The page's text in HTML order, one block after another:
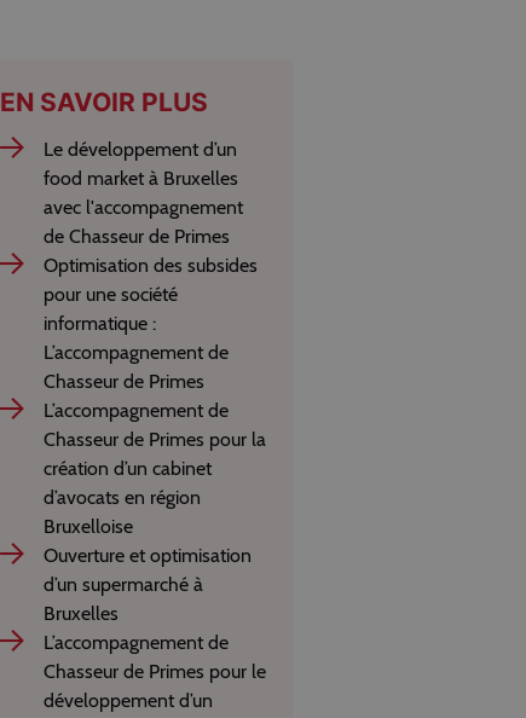
EN SAVOIR PLUS
Le développement d’un
food market à Bruxelles
avec l'accompagnement
de Chasseur de Primes
Optimisation des subsides
pour une société
informatique :
L’accompagnement de
Chasseur de Primes
L’accompagnement de
Chasseur de Primes pour la
création d’un cabinet
d’avocats en région
Bruxelloise
Ouverture et optimisation
d’un supermarché à
Bruxelles
L’accompagnement de
Chasseur de Primes pour le
développement d’un